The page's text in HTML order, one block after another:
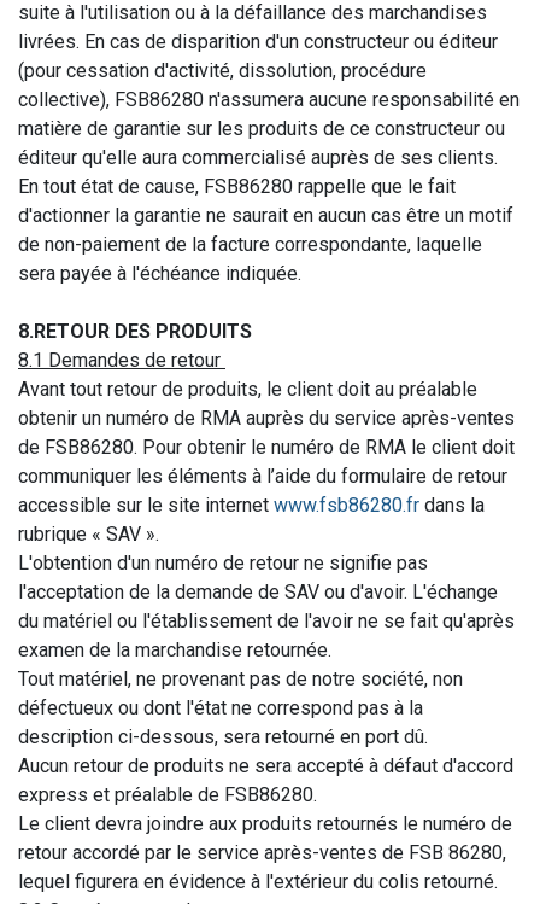
suite à l'utilisation ou à la défaillance des marchandises
livrées. En cas de disparition d'un constructeur ou éditeur
(pour cessation d'activité, dissolution, procédure
collective), FSB86280 n'assumera aucune responsabilité en
matière de garantie sur les produits de ce constructeur ou
éditeur qu'elle aura commercialisé auprès de ses clients.
En tout état de cause, FSB86280 rappelle que le fait
d'actionner la garantie ne saurait en aucun cas être un motif
de non-paiement de la facture correspondante, laquelle
sera payée à l'échéance indiquée.
8.RETOUR DES PRODUITS
8.1 Demandes de retour
Avant tout retour de produits, le client doit au préalable
obtenir un numéro de RMA auprès du service après-ventes
de FSB86280. Pour obtenir le numéro de RMA le client doit
communiquer les éléments à l’aide du formulaire de retour
accessible sur le site internet www.fsb86280.fr dans la
rubrique « SAV ».
L'obtention d'un numéro de retour ne signifie pas
l'acceptation de la demande de SAV ou d'avoir. L'échange
du matériel ou l'établissement de l'avoir ne se fait qu'après
examen de la marchandise retournée.
Tout matériel, ne provenant pas de notre société, non
défectueux ou dont l'état ne correspond pas à la
description ci-dessous, sera retourné en port dû.
Aucun retour de produits ne sera accepté à défaut d'accord
express et préalable de FSB86280.
Le client devra joindre aux produits retournés le numéro de
retour accordé par le service après-ventes de FSB 86280,
lequel figurera en évidence à l'extérieur du colis retourné.